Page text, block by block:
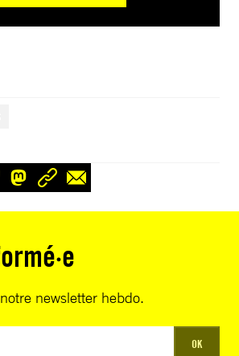
newsletter hebdo.
OK